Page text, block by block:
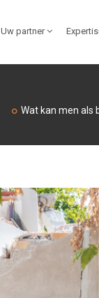
Uw partner
Wat kan men als